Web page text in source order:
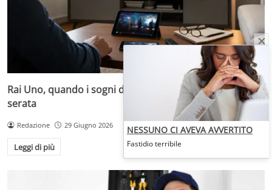
Rai Uno, quando i sogni diventano desideri da prima
serata
Redazione 29 Giugno 2026
Leggi di più
NESSUNO CI AVEVA AVVERTITO
Fastidio terribile